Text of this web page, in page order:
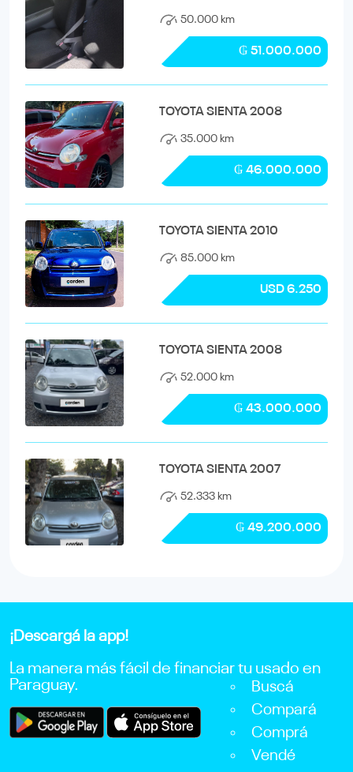
50.000 km
₲ 51.000.000
TOYOTA SIENTA 2008
35.000 km
₲ 46.000.000
TOYOTA SIENTA 2010
85.000 km
USD 6.250
TOYOTA SIENTA 2008
52.000 km
₲ 43.000.000
TOYOTA SIENTA 2007
52.333 km
₲ 49.200.000
¡Descargá la app!
La manera más fácil de financiar tu usado en
Paraguay.
Buscá
Compará
Comprá
Vendé